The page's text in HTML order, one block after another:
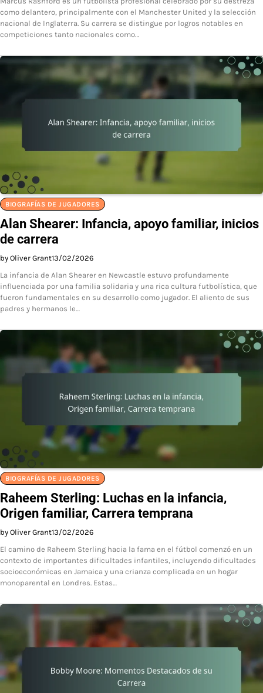
como delantero, principalmente con el Manchester United y la selección
nacional de Inglaterra. Su carrera se distingue por logros notables en
competiciones tanto nacionales como…
BIOGRAFÍAS DE JUGADORES
Alan Shearer: Infancia, apoyo familiar, inicios
de carrera
by Oliver Grant13/02/2026
La infancia de Alan Shearer en Newcastle estuvo profundamente
influenciada por una familia solidaria y una rica cultura futbolística, que
fueron fundamentales en su desarrollo como jugador. El aliento de sus
padres y hermanos le…
BIOGRAFÍAS DE JUGADORES
Raheem Sterling: Luchas en la infancia,
Origen familiar, Carrera temprana
by Oliver Grant13/02/2026
El camino de Raheem Sterling hacia la fama en el fútbol comenzó en un
contexto de importantes dificultades infantiles, incluyendo dificultades
socioeconómicas en Jamaica y una crianza complicada en un hogar
monoparental en Londres. Estas…